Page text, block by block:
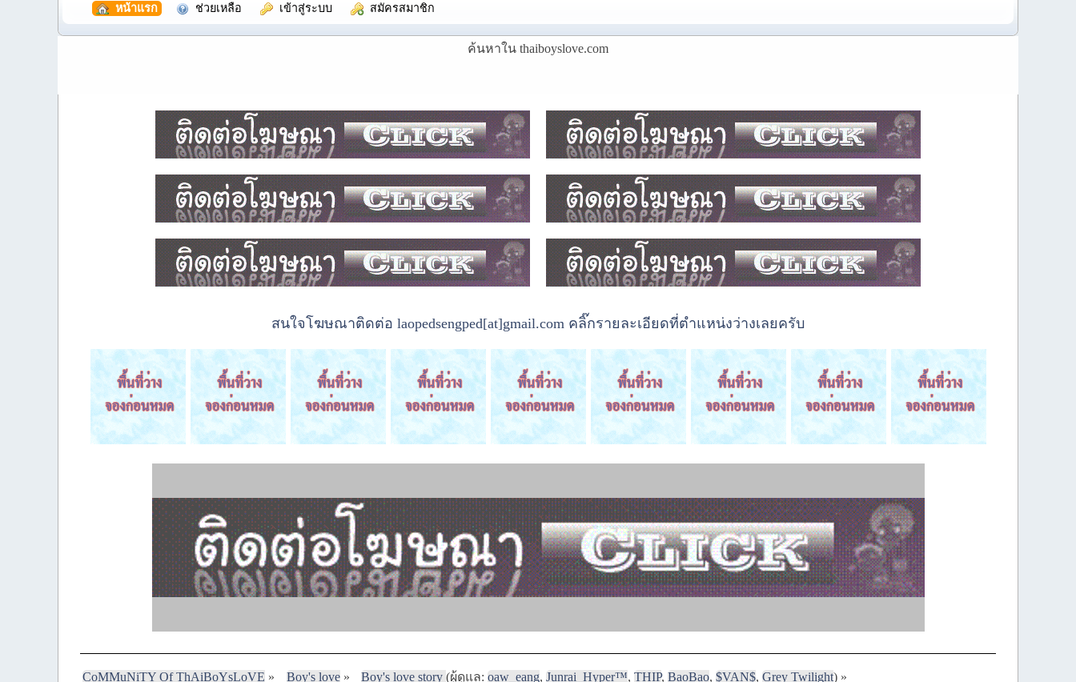
หน้าแรก ช่วยเหลือ เข้าสู่ระบบ สมัครสมาชิก
ค้นหาใน thaiboyslove.com
สนใจโฆษณาติดต่อ laopedsengped[at]gmail.com คลิ๊กรายละเอียดที่ตำแหน่งว่างเลยครับ
CoMMuNiTY Of ThAiBoYsLoVE » Boy's love» Boy's love story (ผู้ดูแล: oaw_eang, Junrai_Hyper™, THIP, BaoBao, $VAN$, Grey Twilight) »